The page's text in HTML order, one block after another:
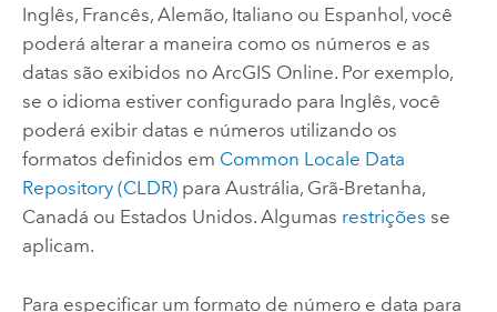
Inglês, Francês, Alemão, Italiano ou Espanhol, você
poderá alterar a maneira como os números e as
datas são exibidos no ArcGIS Online. Por exemplo,
se o idioma estiver configurado para Inglês, você
poderá exibir datas e números utilizando os
formatos definidos em Common Locale Data
Repository (CLDR)para Austrália, Grã-Bretanha,
Canadá ou Estados Unidos. Algumas restrições se
aplicam.
Para especificar um formato de número e data para